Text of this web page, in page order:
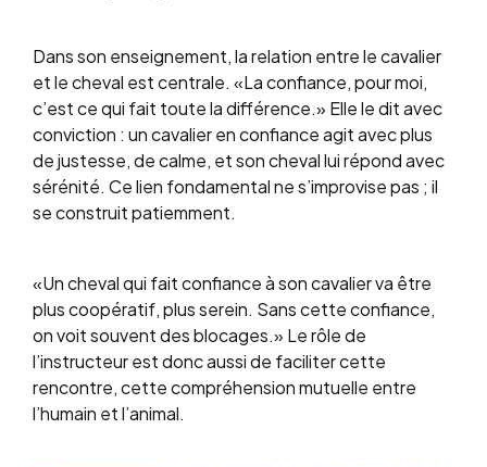
Dans son enseignement, la relation entre le cavalier
et le cheval est centrale. «La confiance, pour moi,
c’est ce qui fait toute la différence.» Elle le dit avec
conviction : un cavalier en confiance agit avec plus
de justesse, de calme, et son cheval lui répond avec
sérénité. Ce lien fondamental ne s’improvise pas ; il
se construit patiemment.
«Un cheval qui fait confiance à son cavalier va être
plus coopératif, plus serein. Sans cette confiance,
on voit souvent des blocages.» Le rôle de
l’instructeur est donc aussi de faciliter cette
rencontre, cette compréhension mutuelle entre
l’humain et l’animal.